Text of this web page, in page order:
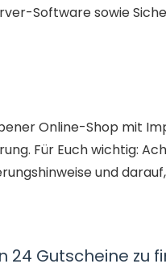
Software sowie
Online-Shop mit
Für Euch wichtig:
und
24 Gutscheine zu